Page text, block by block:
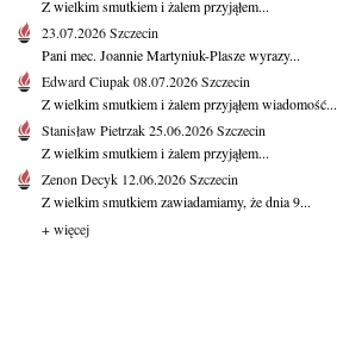
Z wielkim smutkiem i żalem przyjąłem...
23.07.2026Szczecin
Pani mec. Joannie Martyniuk-Plasze wyrazy...
Edward Ciupak08.07.2026Szczecin
Z wielkim smutkiem i żalem przyjąłem wiadomość...
Stanisław Pietrzak25.06.2026Szczecin
Z wielkim smutkiem i żalem przyjąłem...
Zenon Decyk 12.06.2026Szczecin
Z wielkim smutkiem zawiadamiamy, że dnia 9...
+ więcej